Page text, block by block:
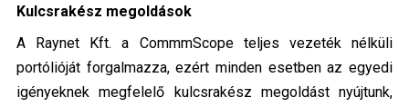
Kulcsrakész megoldások
A Raynet Kft. a CommmScope teljes vezeték nélküli
portólióját forgalmazza, ezért minden esetben az egyedi
igényeknek megfelelő kulcsrakész megoldást nyújtunk,